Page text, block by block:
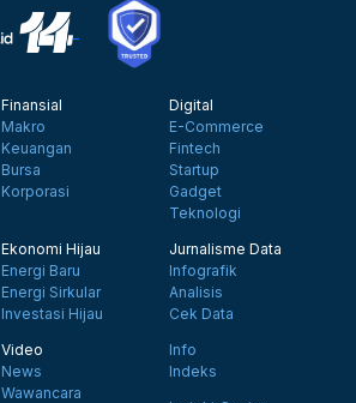
Finansial
Makro
Keuangan
Bursa
Korporasi
Digital
E-Commerce
Fintech
Startup
Gadget
Teknologi
Ekonomi Hijau
Energi Baru
Energi Sirkular
Investasi Hijau
Jurnalisme Data
Infografik
Analisis
Cek Data
Video
News
Wawancara
Info
Indeks